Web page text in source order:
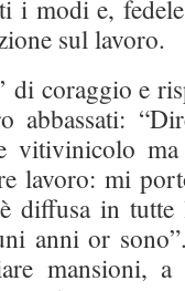
i modi e,
sul lavoro.
di coraggio e
abbassati:
vitivinicolo
lavoro: mi
diffusa in tutte
anni or
mansioni,